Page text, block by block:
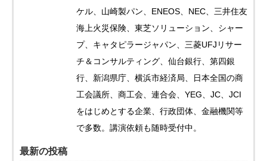
ケル、山崎製パン、ENEOS、NEC、三井住友
海上火災保険、東芝ソリューション、シャー
プ、キャタピラージャパン、三菱UFJリサー
チ＆コンサルティング、仙台銀行、第四銀
行、新潟県庁、横浜市経済局、日本全国の商
工会議所、商工会、連合会、YEG、JC、JCI
をはじめとする企業、行政団体、金融機関等
で多数。講演依頼も随時受付中。
最新の投稿